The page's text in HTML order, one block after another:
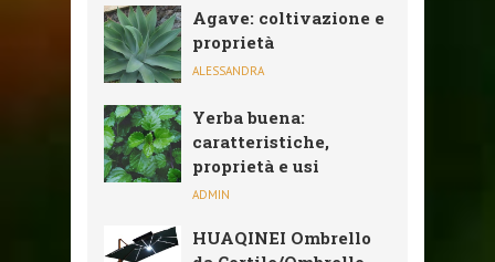
Agave: coltivazione e
proprietà
ALESSANDRA
Yerba buena:
caratteristiche,
proprietà e usi
ADMIN
HUAQINEI Ombrello